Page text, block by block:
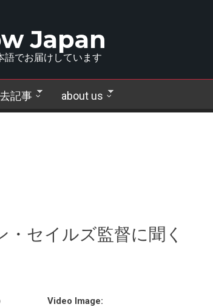
Japan
語でお届けしています
記事 about us
・セイルズ監督に聞く
Video Image: